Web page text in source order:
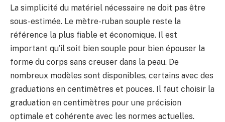
La simplicité du matériel nécessaire ne doit pas être
sous-estimée. Le mètre-ruban souple reste la
référence la plus fiable et économique. Il est
important qu’il soit bien souple pour bien épouser la
forme du corps sans creuser dans la peau. De
nombreux modèles sont disponibles, certains avec des
graduations en centimètres et pouces. Il faut choisir la
graduation en centimètres pour une précision
optimale et cohérente avec les normes actuelles.